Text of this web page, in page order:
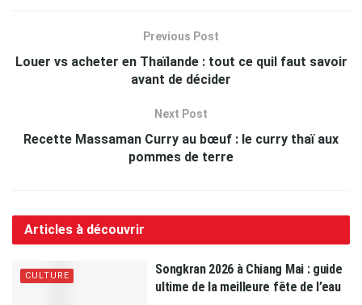
Previous Post
Louer vs acheter en Thaïlande : tout ce quil faut savoir
avant de décider
Next Post
Recette Massaman Curry au bœuf : le curry thaï aux
pommes de terre
Articles à découvrir
CULTURE
Songkran 2026 à Chiang Mai : guide
ultime de la meilleure fête de l’eau